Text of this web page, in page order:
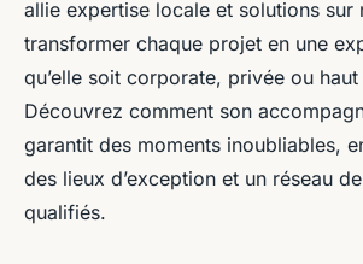
allie expertise locale et solutions sur
transformer chaque projet en une
qu’elle soit corporate, privée ou
Découvrez comment son
garantit des moments inoubliables,
des lieux d’exception et un réseau
qualifiés.